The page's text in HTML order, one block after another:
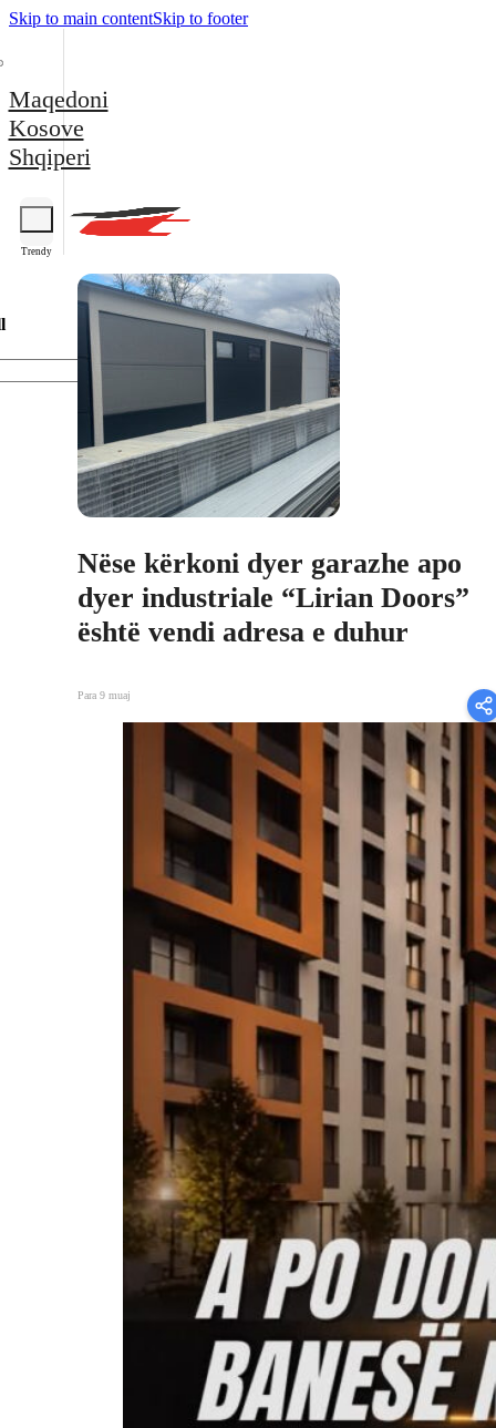
Skip to main contentSkip to footer
Maqedoni
Kosove
Shqiperi
Trendy
Nëse kërkoni dyer garazhe apo
dyer industriale “Lirian Doors”
është vendi adresa e duhur
Para 9 muaj